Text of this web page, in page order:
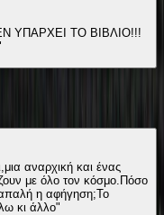
ΥΠΑΡΧΕΙ ΤΟ ΒΙΒΛΙΟ!!!
αναρχική και ένας
με όλο τον κόσμο.Πόσο
απαλή η αφήγηση;Το
κι άλλο"